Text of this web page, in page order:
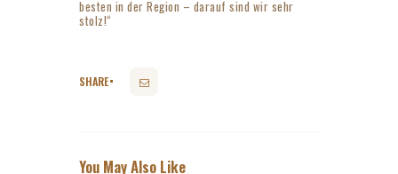
besten in der Region – darauf sind wir sehr
stolz!“
SHARE
You May Also Like